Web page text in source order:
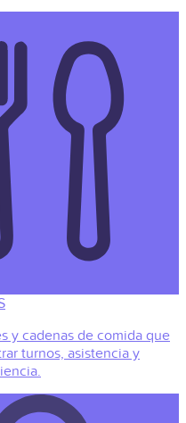
y cadenas de comida que
turnos, asistencia y